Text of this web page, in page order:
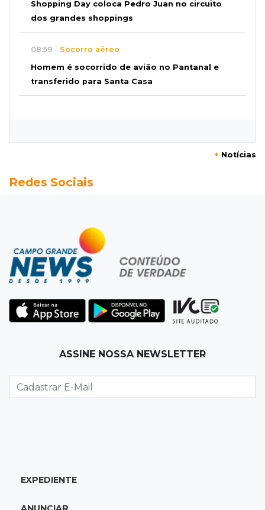
Shopping Day coloca Pedro Juan no circuito
dos grandes shoppings
08:59 Socorro aéreo
Homem é socorrido de avião no Pantanal e
transferido para Santa Casa
anterior não anula Operação Gutenberg
08:48Ideb
Escolas particulares de Campo Grande têm
notas entre 5,5 e 8,3
08:30Entre Risco e Decisão
Recuperação judicial não é lugar para
Trecho da Ernesto Geisel é interditado para
reparo em córrego
+ Notícias
Redes Sociais
ASSINE NOSSA NEWSLETTER
EXPEDIENTE